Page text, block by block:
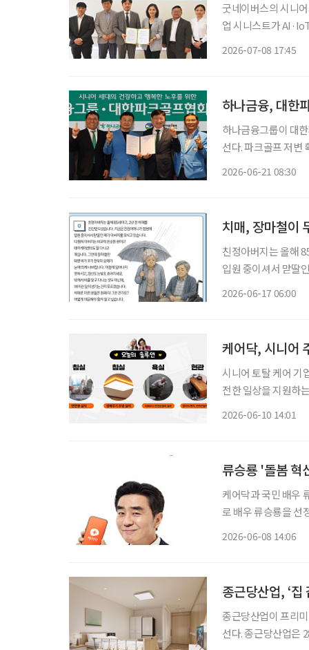
굿네이버스의 시니
업 시니스트가
2026-07-08 17:45
하나금융그룹이 대
선다. 파크골프 저변
2026-06-21 08:30
치매, 장마철이
친정아버지는 올해
입원 중이셔서 맏딸
2026-06-17 06:00
케어닥, 시니어
시니어 토탈 케어 기
전한 일상을 지원하는 '부
2026-06-10 14:01
류승룡 '돌봄 혁
케어닥과 국민 배우 류승룡이 만났다. 시니어 토탈
로 배우 류승룡을 선정하고
2026-06-08 14:06
종근당산업, ‘집
종근당산업이 프리
선다. 종근당산업은